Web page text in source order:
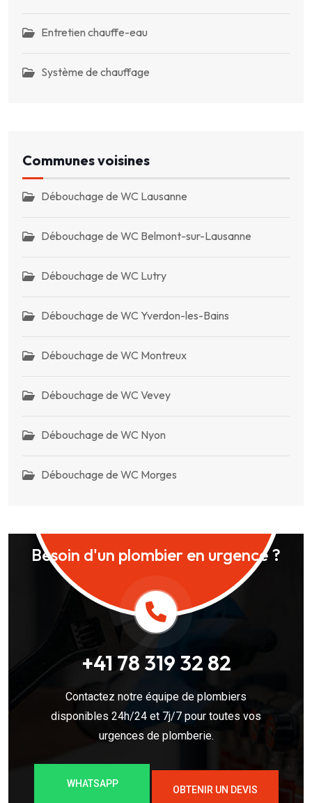
Entretien chauffe-eau
Système de chauffage
Communes voisines
Débouchage de WC Lausanne
Débouchage de WC Belmont-sur-Lausanne
Débouchage de WC Lutry
Débouchage de WC Yverdon-les-Bains
Débouchage de WC Montreux
Débouchage de WC Vevey
Débouchage de WC Nyon
Débouchage de WC Morges
Besoin d'un plombier en urgence ?
+41 78 319 32 82
Contactez notre équipe de plombiers
disponibles 24h/24 et 7j/7 pour toutes vos
urgences de plomberie.
WHATSAPP
OBTENIR UN DEVIS